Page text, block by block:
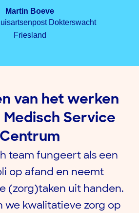
Martin Boeve
Dokterswacht
Friesland
van het werken
Medisch Service
Centrum
team fungeert als een
op afand en neemt
(zorg)taken uit handen.
we kwalitatieve zorg op